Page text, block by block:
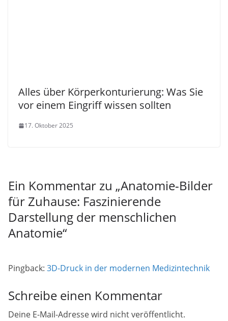
Alles über Körperkonturierung: Was Sie
vor einem Eingriff wissen sollten
17. Oktober 2025
Ein Kommentar zu „Anatomie-Bilder
für Zuhause: Faszinierende
Darstellung der menschlichen
Anatomie“
Pingback: 3D-Druck in der modernen Medizintechnik
Schreibe einen Kommentar
Deine E-Mail-Adresse wird nicht veröffentlicht.